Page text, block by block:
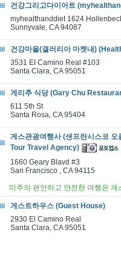
건강그리고다이어트
myhealthanddiet 1624
Sunnyvale, CA 94087
건강마을(갤러리아 마켓내)
3531 EI Camino Real #103
Santa Clara, CA 95051
게리추 식당 (Gary Chu
611 5th St
Santa Rosa, CA 95404
게스관광여행사 (샌프란시스코
Tour Travel Agency)
1660 Geary Blavd #3
San Francisco , CA 94115
미주의 편안하고 안전한 여행은 게
게스트하우스 (Guest House)
2930 El Camino Real
Santa Clara, CA 95051